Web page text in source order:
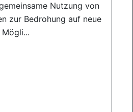
Nutzung von
zur Bedrohung auf neue